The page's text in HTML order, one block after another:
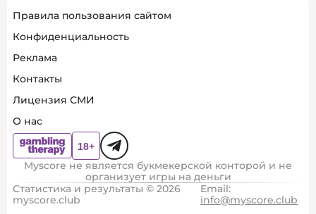
Правила пользования сайтом
Конфиденциальность
Реклама
Контакты
Лицензия СМИ
О нас
Myscore не является букмекерской конторой и не
организует игры на деньги
Статистика и результаты © 2026
myscore.club
Email:
info@myscore.club